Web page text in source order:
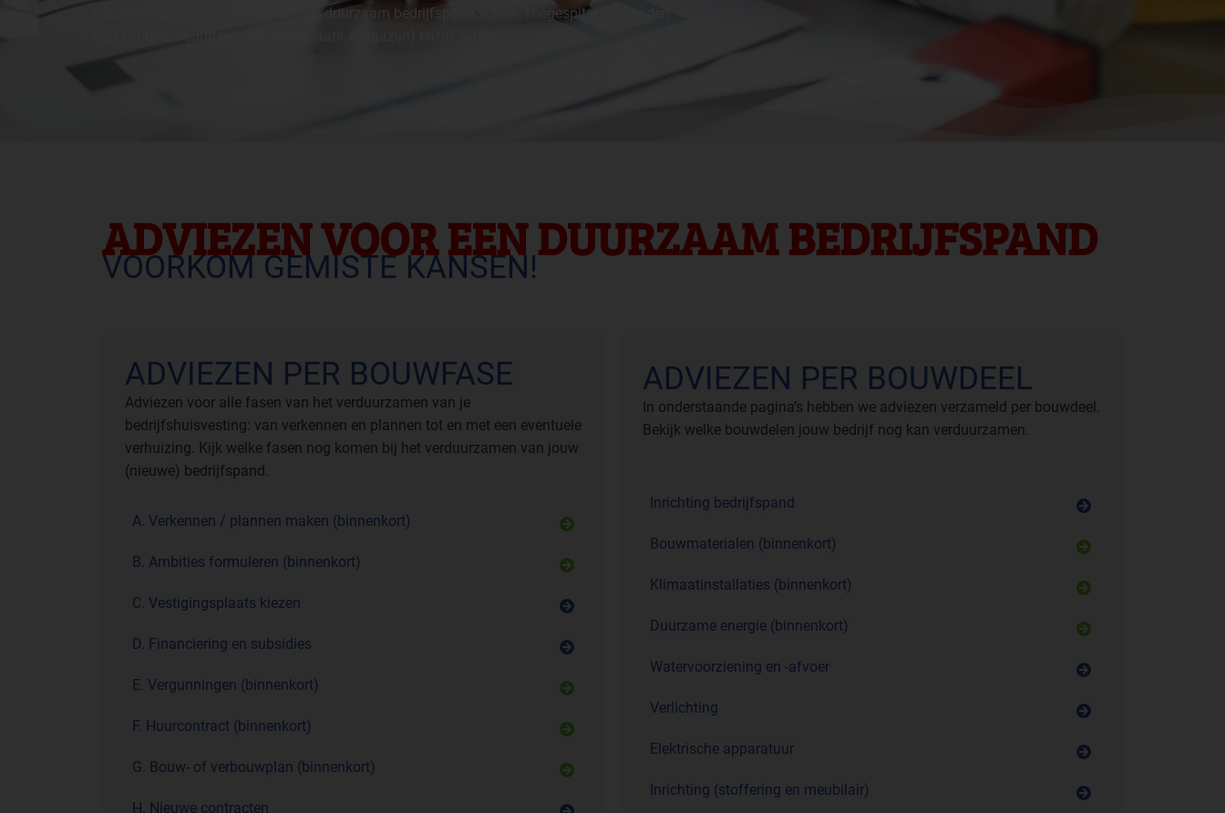
renoveren of nieuw bouwen) en een duurzaam bedrijfspand willen. Toegespitst op panden
ADVIEZEN VOOR EEN DUURZAAM BEDRIJFSPAND
VOORKOM GEMISTE KANSEN!
ADVIEZEN PER BOUWFASE
Adviezen voor alle fasen van het verduurzamen van je
bedrijfshuisvesting: van verkennen en plannen tot en met een eventuele
verhuizing. Kijk welke fasen nog komen bij het verduurzamen van jouw
(nieuwe) bedrijfspand.
A. Verkennen / plannen maken (binnenkort)
B. Ambities formuleren (binnenkort)
C. Vestigingsplaats kiezen
D. Financiering en subsidies
E. Vergunningen (binnenkort)
F. Huurcontract (binnenkort)
G. Bouw- of verbouwplan (binnenkort)
H. Nieuwe contracten
ADVIEZEN PER BOUWDEEL
In onderstaande pagina’s hebben we adviezen verzameld per bouwdeel.
Bekijk welke bouwdelen jouw bedrijf nog kan verduurzamen.
Inrichting bedrijfspand
Bouwmaterialen (binnenkort)
Klimaatinstallaties (binnenkort)
Duurzame energie (binnenkort)
Watervoorziening en -afvoer
Verlichting
Elektrische apparatuur
Inrichting (stoffering en meubilair)